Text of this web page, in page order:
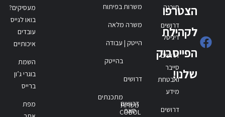
הצטרפו
לקהילת
הפייסבוק
שלנו!
תוכנה
דרושים
דיגיטל
דרושים
סייבר
ואבטחת
מידע
דרושים
משרות בפיתוח
משרה מלאה
הייטק | עבודה
בהייטק
דרושים
מתכנתים
דרושים
סאפ
משרות
COBOL
מעסיקים?
בואו לגייס
עובדים
איכותיים
השמת
בוגרי ג’ון
ברייס
מפת